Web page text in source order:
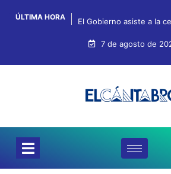
ÚLTIMA HORA El Gobierno asiste a la
7 de agosto de